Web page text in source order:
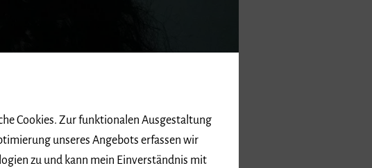
Cookies. Zur funktionalen Ausgestaltung
unseres Angebots erfassen wir
zu und kann mein Einverständnis mit